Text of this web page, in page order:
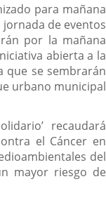
para mañana
de eventos
por la mañana
abierta a la
que se sembrarán
urbano municipal
recaudará
el Cáncer en
del
mayor riesgo de